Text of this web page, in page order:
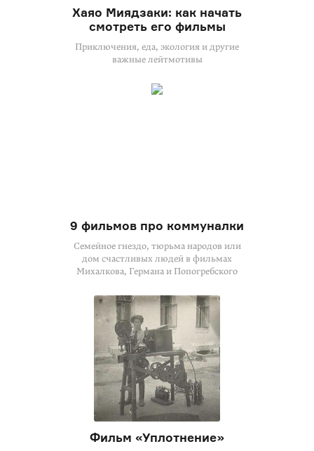
Хаяо Миядзаки: как начать
смотреть его фильмы
Приключения, еда, экология и другие
важные лейтмотивы
9 фильмов про коммуналки
Семейное гнездо, тюрьма народов или
дом счастливых людей в фильмах
Михалкова, Германа и Попогребского
Фильм «Уплотнение»